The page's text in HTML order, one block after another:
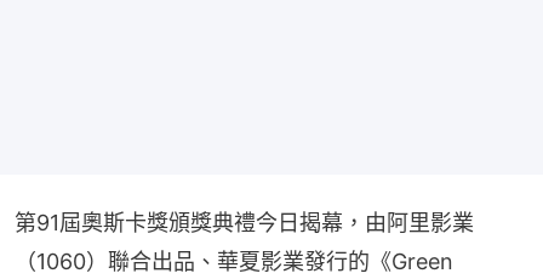
第91屆奧斯卡獎頒獎典禮今日揭幕，由阿里影業
（1060）聯合出品、華夏影業發行的《Green